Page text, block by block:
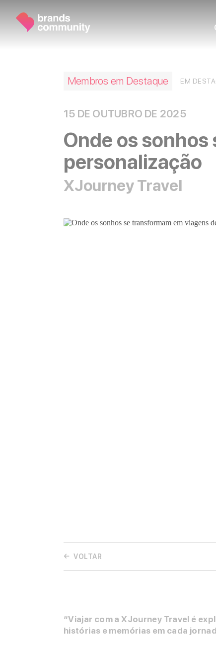
Membros em Destaque EM
15 DE OUTUBRO DE 2025
Onde os
personalização
XJourney Travel
← VOLTAR
“Viajar com a XJourney Travel é
histórias e memórias em cada